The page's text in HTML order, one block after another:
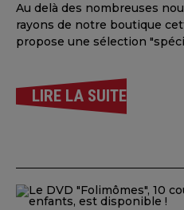
Au delà des nombreuses
rayons de notre boutique
propose une sélection
LIRE LA SUITE